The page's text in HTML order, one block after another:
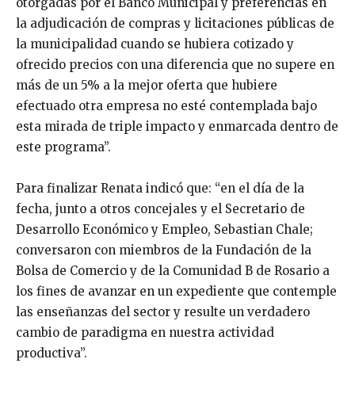
la adjudicación de compras y licitaciones públicas de
la municipalidad cuando se hubiera cotizado y
ofrecido precios con una diferencia que no supere en
más de un 5% a la mejor oferta que hubiere
efectuado otra empresa no esté contemplada bajo
esta mirada de triple impacto y enmarcada dentro de
este programa”.
Para finalizar Renata indicó que: “en el día de la
fecha, junto a otros concejales y el Secretario de
Desarrollo Económico y Empleo, Sebastian Chale;
conversaron con miembros de la Fundación de la
Bolsa de Comercio y de la Comunidad B de Rosario a
los fines de avanzar en un expediente que contemple
las enseñanzas del sector y resulte un verdadero
cambio de paradigma en nuestra actividad
productiva”.